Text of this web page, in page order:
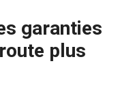
garanties
plus